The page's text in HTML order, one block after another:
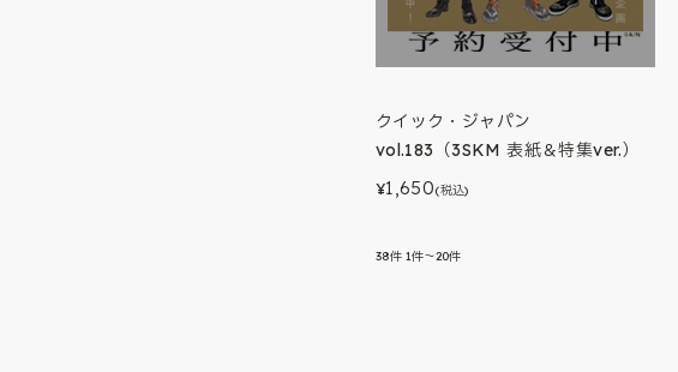
クイック・ジャパン
vol.183（3SKM 表紙＆特集ver.）
¥1,650(税込)
38件 1件～20件